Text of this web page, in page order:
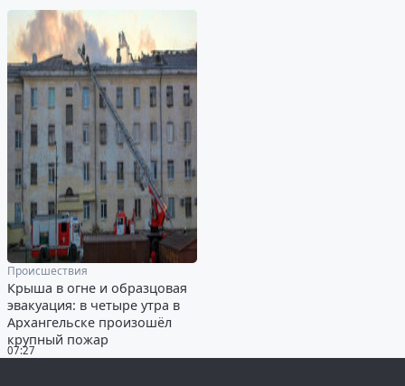
07:27
Происшествия
Крыша в огне и образцовая
эвакуация: в четыре утра в
Архангельске произошёл
крупный пожар